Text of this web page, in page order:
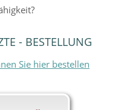
- BESTELLUNG
Sie hier bestellen